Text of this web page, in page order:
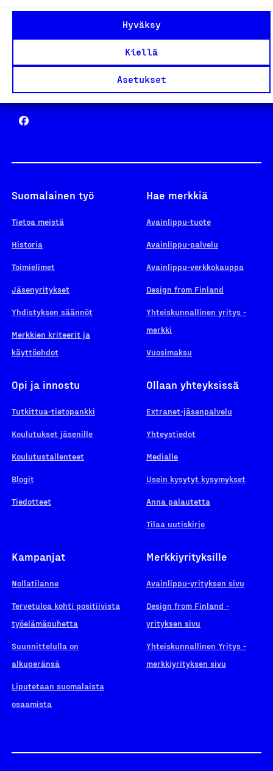
Hyväksy
Kiellä
Asetukset
Yhteiskunnallinen Yritys -merkki
Suomalainen työ
Tietoa meistä
Historia
Toimielimet
Jäsenyritykset
Yhdistyksen säännöt
Merkkien kriteerit ja
käyttöehdot
Hae merkkiä
Avainlippu-tuote
Avainlippu-palvelu
Avainlippu-verkkokauppa
Design from Finland
Yhteiskunnallinen yritys -
merkki
Vuosimaksu
Opi ja innostu
Tutkittua-tietopankki
Koulutukset jäsenille
Koulutustallenteet
Blogit
Tiedotteet
Ollaan yhteyksissä
Extranet-jäsenpalvelu
Yhteystiedot
Medialle
Usein kysytyt kysymykset
Anna palautetta
Tilaa uutiskirje
Kampanjat
Nollatilanne
Tervetuloa kohti positiivista
työelämäpuhetta
Suunnittelulla on
alkuperänsä
Liputetaan suomalaista
osaamista
Merkkiyrityksille
Avainlippu-yrityksen sivu
Design from Finland -
yrityksen sivu
Yhteiskunnallinen Yritys -
merkkiyrityksen sivu